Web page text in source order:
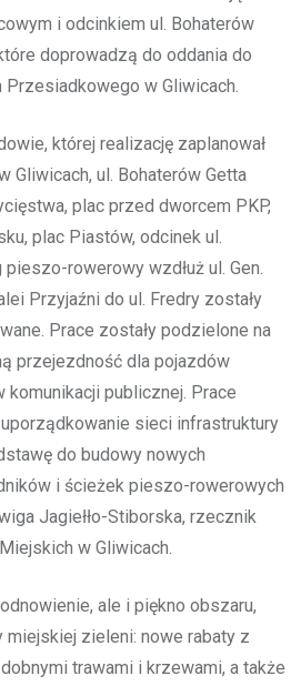
i odcinkiem ul. Bohaterów
doprowadzą do oddania do
w Gliwicach.
której realizację zaplanował
Gliwicach, ul. Bohaterów Getta
plac przed dworcem PKP,
plac Piastów, odcinek ul.
rowerowy wzdłuż ul. Gen.
Przyjaźni do ul. Fredry zostały
Prace zostały podzielone na
przejezdność dla pojazdów
publicznej. Prace
sieci infrastruktury
do budowy nowych
i ścieżek pieszo-rowerowych
Jagiełło-Stiborska, rzecznik
w Gliwicach.
ale i piękno obszaru,
zieleni: nowe rabaty z
trawami i krzewami, a także